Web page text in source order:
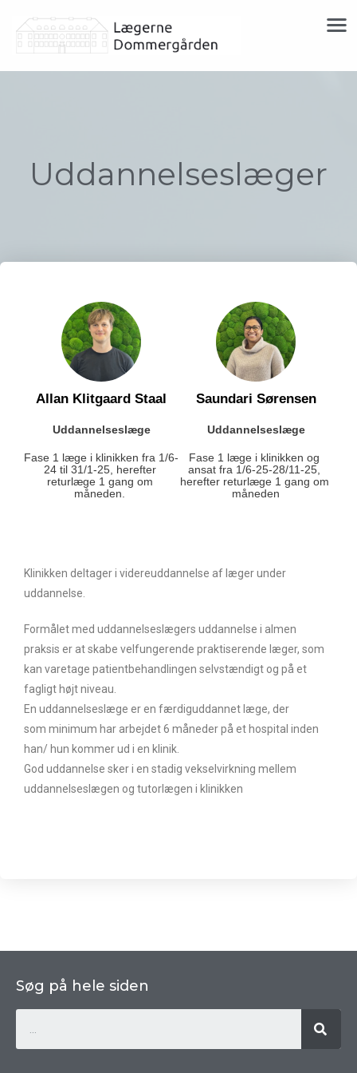
Uddannelseslæger
Allan Klitgaard Staal
Uddannelseslæge
Fase 1 læge i klinikken fra 1/6-
24 til 31/1-25, herefter
returlæge 1 gang om
måneden.
Saundari Sørensen
Uddannelseslæge
Fase 1 læge i klinikken og
ansat fra 1/6-25-28/11-25,
herefter returlæge 1 gang om
måneden
Klinikken deltager i videreuddannelse af læger under
uddannelse.
Formålet med uddannelseslægers uddannelse i almen
praksis er at skabe velfungerende praktiserende læger, som
kan varetage patientbehandlingen selvstændigt og på et
fagligt højt niveau.
En uddannelseslæge er en færdiguddannet læge, der
som minimum har arbejdet 6 måneder på et hospital inden
han/ hun kommer ud i en klinik.
God uddannelse sker i en stadig vekselvirkning mellem
uddannelseslægen og tutorlægen i klinikken
Søg på hele siden